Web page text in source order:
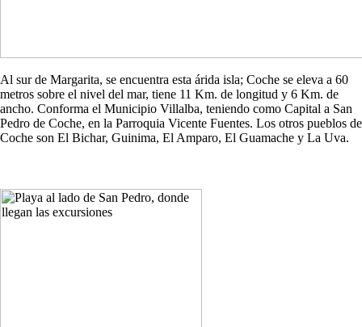
Al sur de Margarita, se encuentra esta árida isla; Coche se eleva a 60
metros sobre el nivel del mar, tiene 11 Km. de longitud y 6 Km. de
ancho. Conforma el Municipio Villalba, teniendo como Capital a San
Pedro de Coche, en la Parroquia Vicente Fuentes. Los otros pueblos de
Coche son El Bichar, Guinima, El Amparo, El Guamache y La Uva.